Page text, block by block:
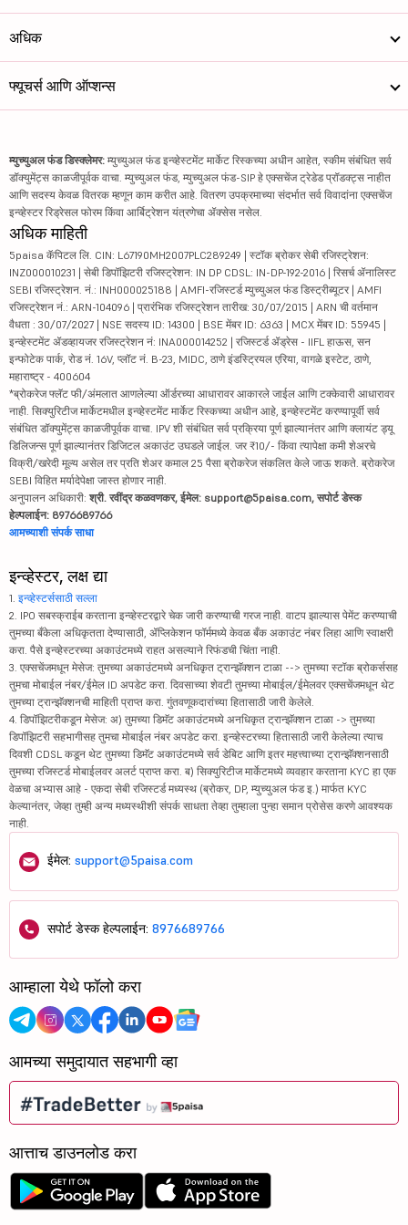
अधिक
फ्यूचर्स आणि ऑप्शन्स
म्युच्युअल फंड डिस्क्लेमर: म्युच्युअल फंड इन्व्हेस्टमेंट मार्केट रिस्कच्या अधीन आहेत, स्कीम संबंधित सर्व
डॉक्युमेंट्स काळजीपूर्वक वाचा. म्युच्युअल फंड, म्युच्युअल फंड-SIP हे एक्सचेंज ट्रेडेड प्रॉडक्ट्स नाहीत
आणि सदस्य केवळ वितरक म्हणून काम करीत आहे. वितरण उपक्रमाच्या संदर्भात सर्व विवादांना एक्सचेंज
इन्व्हेस्टर रिड्रेसल फोरम किंवा आर्बिट्रेशन यंत्रणेचा ॲक्सेस नसेल.
अधिक माहिती
5paisa कॅपिटल लि. CIN: L67190MH2007PLC289249 | स्टॉक ब्रोकर सेबी रजिस्ट्रेशन:
INZ000010231 | सेबी डिपॉझिटरी रजिस्ट्रेशन: IN DP CDSL: IN-DP-192-2016 | रिसर्च ॲनालिस्ट
SEBI रजिस्ट्रेशन. नं.: INH000025188 | AMFI-रजिस्टर्ड म्युच्युअल फंड डिस्ट्रीब्यूटर | AMFI
रजिस्ट्रेशन नं.: ARN-104096 | प्रारंभिक रजिस्ट्रेशन तारीख: 30/07/2015 | ARN ची वर्तमान
वैधता : 30/07/2027 | NSE सदस्य ID: 14300 | BSE मेंबर ID: 6363 | MCX मेंबर ID: 55945 |
इन्व्हेस्टमेंट ॲडव्हायजर रजिस्ट्रेशन नं: INA000014252 | रजिस्टर्ड ॲड्रेस - IIFL हाऊस, सन
इन्फोटेक पार्क, रोड नं. 16V, प्लॉट नं. B-23, MIDC, ठाणे इंडस्ट्रियल एरिया, वागळे इस्टेट, ठाणे,
महाराष्ट्र - 400604
*ब्रोकरेज फ्लॅट फी/अंमलात आणलेल्या ऑर्डरच्या आधारावर आकारले जाईल आणि टक्केवारी आधारावर
नाही. सिक्युरिटीज मार्केटमधील इन्व्हेस्टमेंट मार्केट रिस्कच्या अधीन आहे, इन्व्हेस्टमेंट करण्यापूर्वी सर्व
संबंधित डॉक्युमेंट्स काळजीपूर्वक वाचा. IPV शी संबंधित सर्व प्रक्रिया पूर्ण झाल्यानंतर आणि क्लायंट ड्यू
डिलिजन्स पूर्ण झाल्यानंतर डिजिटल अकाउंट उघडले जाईल. जर ₹10/- किंवा त्यापेक्षा कमी शेअरचे
विक्री/खरेदी मूल्य असेल तर प्रति शेअर कमाल 25 पैसा ब्रोकरेज संकलित केले जाऊ शकते. ब्रोकरेज
SEBI विहित मर्यादेपेक्षा जास्त होणार नाही.
अनुपालन अधिकारी: श्री. रवींद्र कळवणकर, ईमेल: support@5paisa.com, सपोर्ट डेस्क
हेल्पलाईन: 8976689766
आमच्याशी संपर्क साधा
इन्व्हेस्टर, लक्ष द्या
1. इन्व्हेस्टर्ससाठी सल्ला
2. IPO सबस्क्राईब करताना इन्व्हेस्टरद्वारे चेक जारी करण्याची गरज नाही. वाटप झाल्यास पेमेंट करण्याची
तुमच्या बँकेला अधिकृतता देण्यासाठी, ॲप्लिकेशन फॉर्ममध्ये केवळ बँक अकाउंट नंबर लिहा आणि स्वाक्षरी
करा. पैसे इन्व्हेस्टरच्या अकाउंटमध्ये राहत असल्याने रिफंडची चिंता नाही.
3. एक्सचेंजमधून मेसेज: तुमच्या अकाउंटमध्ये अनधिकृत ट्रान्झॅक्शन टाळा --> तुमच्या स्टॉक ब्रोकर्ससह
तुमचा मोबाईल नंबर/ईमेल ID अपडेट करा. दिवसाच्या शेवटी तुमच्या मोबाईल/ईमेलवर एक्सचेंजमधून थेट
तुमच्या ट्रान्झॅक्शनची माहिती प्राप्त करा. गुंतवणूकदारांच्या हितासाठी जारी केलेले.
4. डिपॉझिटरीकडून मेसेज: अ) तुमच्या डिमॅट अकाउंटमध्ये अनधिकृत ट्रान्झॅक्शन टाळा -> तुमच्या
डिपॉझिटरी सहभागीसह तुमचा मोबाईल नंबर अपडेट करा. इन्व्हेस्टरच्या हितासाठी जारी केलेल्या त्याच
दिवशी CDSL कडून थेट तुमच्या डिमॅट अकाउंटमध्ये सर्व डेबिट आणि इतर महत्त्वाच्या ट्रान्झॅक्शनसाठी
तुमच्या रजिस्टर्ड मोबाईलवर अलर्ट प्राप्त करा. ब) सिक्युरिटीज मार्केटमध्ये व्यवहार करताना KYC हा एक
वेळचा अभ्यास आहे - एकदा सेबी रजिस्टर्ड मध्यस्थ (ब्रोकर, DP, म्युच्युअल फंड इ.) मार्फत KYC
केल्यानंतर, जेव्हा तुम्ही अन्य मध्यस्थीशी संपर्क साधता तेव्हा तुम्हाला पुन्हा समान प्रोसेस करणे आवश्यक
नाही.
ईमेल: support@5paisa.com
सपोर्ट डेस्क हेल्पलाईन: 8976689766
आम्हाला येथे फॉलो करा
आमच्या समुदायात सहभागी व्हा
आत्ताच डाउनलोड करा